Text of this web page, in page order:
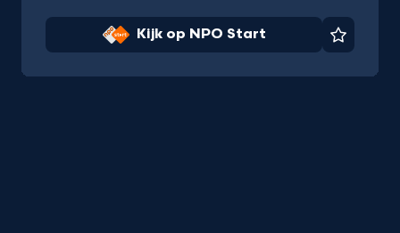
Kijk op NPO Start